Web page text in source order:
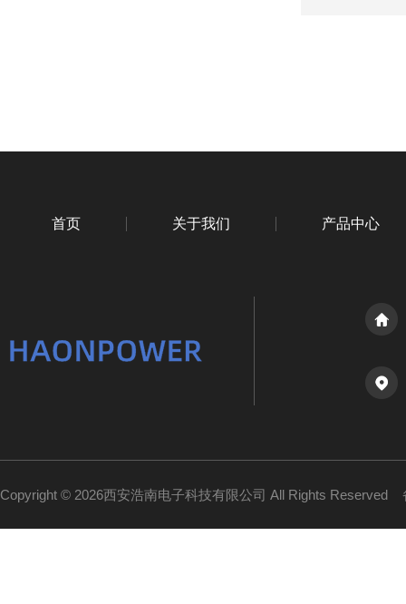
首页 关于我们 产品中心
Copyright © 2026西安浩南电子科技有限公司 All Rights Reserved